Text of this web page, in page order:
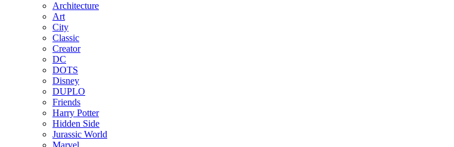
Architecture
Art
City
Classic
Creator
DC
DOTS
Disney
DUPLO
Friends
Harry Potter
Hidden Side
Jurassic World
Marvel